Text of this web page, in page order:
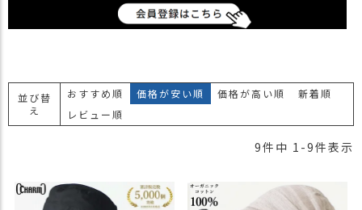
並び替
え
おすすめ順 価格が安い順 価格が高い順
新着順
レビュー順
9件中 1 -9件表示